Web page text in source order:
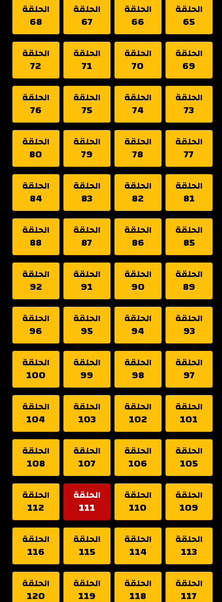
الحلقة
65
الحلقة
66
الحلقة
67
الحلقة
68
الحلقة
69
الحلقة
70
الحلقة
71
الحلقة
72
الحلقة
73
الحلقة
74
الحلقة
75
الحلقة
76
الحلقة
77
الحلقة
78
الحلقة
79
الحلقة
80
الحلقة
81
الحلقة
82
الحلقة
83
الحلقة
84
الحلقة
85
الحلقة
86
الحلقة
87
الحلقة
88
الحلقة
89
الحلقة
90
الحلقة
91
الحلقة
92
الحلقة
93
الحلقة
94
الحلقة
95
الحلقة
96
الحلقة
97
الحلقة
98
الحلقة
99
الحلقة
100
الحلقة
101
الحلقة
102
الحلقة
103
الحلقة
104
الحلقة
105
الحلقة
106
الحلقة
107
الحلقة
108
الحلقة
109
الحلقة
110
الحلقة
111
الحلقة
112
الحلقة
113
الحلقة
114
الحلقة
115
الحلقة
116
الحلقة
117
الحلقة
118
الحلقة
119
الحلقة
120